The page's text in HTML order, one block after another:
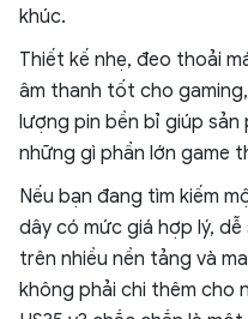
khúc.
Thiết kế nhẹ, đeo thoải
âm thanh tốt cho
lượng pin bền bỉ giúp
những gì phần lớn game
Nếu bạn đang tìm kiếm
dây có mức giá hợp lý,
trên nhiều nền tảng và
không phải chi thêm cho